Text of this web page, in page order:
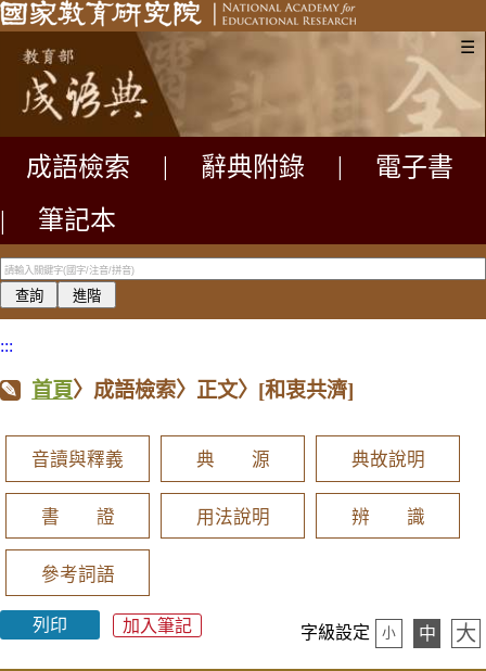
☰
成語檢索 辭典附錄
電子書
|
筆記本
:::
首頁〉成語檢索〉正文〉 [和衷共濟]
音讀與釋義 典 源 典故說明
書 證 用法說明 辨 識
參考詞語
列印 加入筆記 字級設定 小 中 大